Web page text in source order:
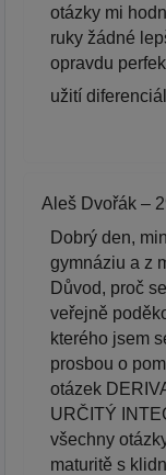
otázky mi
ruky žádné
opravdu
užití
Aleš Dvořák –
Dobrý den,
gymnáziu a z
Důvod, proč
veřejně
kterého jsem
prosbou o
otázek
URČITÝ
všechny
maturitě s